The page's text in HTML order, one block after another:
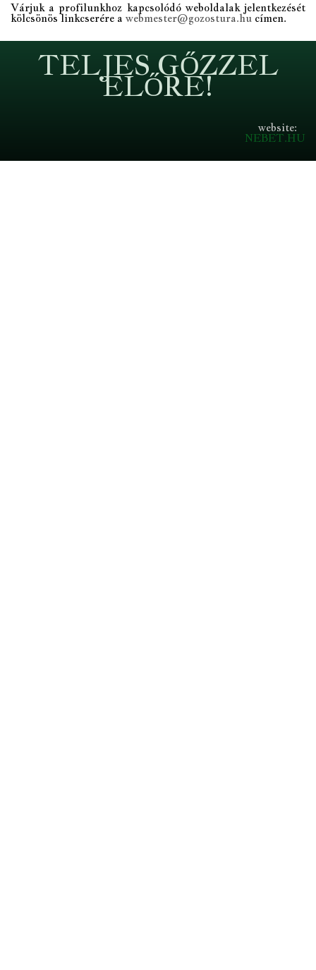
Várjuk a profilunkhoz kapcsolódó weboldalak jelentkezését
kölcsönös linkcserére a webmester@gozostura.hu címen.
TELJES GŐZZEL
ELŐRE!
website:
NEBET.HU